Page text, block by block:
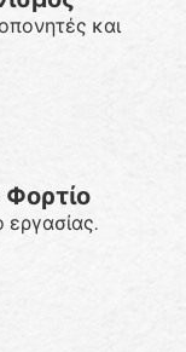
και
εργασίας.